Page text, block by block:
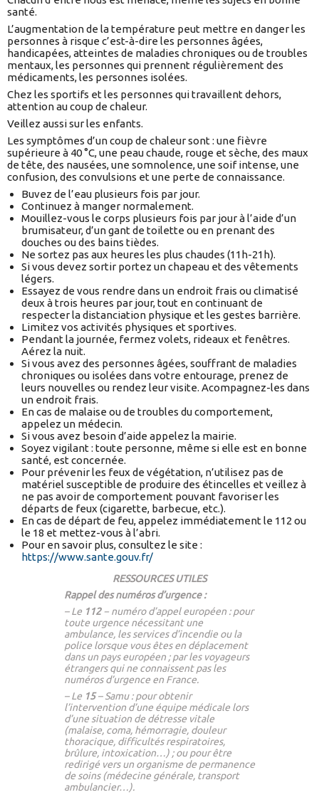
santé.
L’augmentation de la température peut mettre en danger les
personnes à risque c’est-à-dire les personnes âgées,
handicapées, atteintes de maladies chroniques ou de troubles
mentaux, les personnes qui prennent régulièrement des
médicaments, les personnes isolées.
Chez les sportifs et les personnes qui travaillent dehors,
attention au coup de chaleur.
Veillez aussi sur les enfants.
Les symptômes d’un coup de chaleur sont : une fièvre
supérieure à 40 °C, une peau chaude, rouge et sèche, des maux
de tête, des nausées, une somnolence, une soif intense, une
confusion, des convulsions et une perte de connaissance.
Buvez de l’eau plusieurs fois par jour.
Continuez à manger normalement.
Mouillez-vous le corps plusieurs fois par jour à l’aide d’un
brumisateur, d’un gant de toilette ou en prenant des
douches ou des bains tièdes.
Ne sortez pas aux heures les plus chaudes (11h-21h).
Si vous devez sortir portez un chapeau et des vêtements
légers.
Essayez de vous rendre dans un endroit frais ou climatisé
deux à trois heures par jour, tout en continuant de
respecter la distanciation physique et les gestes barrière.
Limitez vos activités physiques et sportives.
Pendant la journée, fermez volets, rideaux et fenêtres.
Aérez la nuit.
Si vous avez des personnes âgées, souffrant de maladies
chroniques ou isolées dans votre entourage, prenez de
leurs nouvelles ou rendez leur visite. Acompagnez-les dans
un endroit frais.
En cas de malaise ou de troubles du comportement,
appelez un médecin.
Si vous avez besoin d’aide appelez la mairie.
Soyez vigilant : toute personne, même si elle est en bonne
santé, est concernée.
Pour prévenir les feux de végétation, n’utilisez pas de
matériel susceptible de produire des étincelles et veillez à
ne pas avoir de comportement pouvant favoriser les
départs de feux (cigarette, barbecue, etc.).
En cas de départ de feu, appelez immédiatement le 112 ou
le 18 et mettez-vous à l’abri.
Pour en savoir plus, consultez le site :
https://www.sante.gouv.fr/
RESSOURCES UTILES
Rappel des numéros d’urgence :
– Le 112− numéro d’appel européen : pour
toute urgence nécessitant une
ambulance, les services d’incendie ou la
police lorsque vous êtes en déplacement
dans un pays européen ; par les voyageurs
étrangers qui ne connaissent pas les
numéros d’urgence en France.
– Le 15– Samu : pour obtenir
l’intervention d’une équipe médicale lors
d’une situation de détresse vitale
(malaise, coma, hémorragie, douleur
thoracique, difficultés respiratoires,
brûlure, intoxication…) ; ou pour être
redirigé vers un organisme de permanence
de soins (médecine générale, transport
ambulancier…).